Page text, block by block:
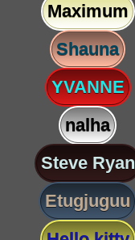
Maximum
Shauna
YVANNE
nalha
Steve Ryan
Etugjuguu